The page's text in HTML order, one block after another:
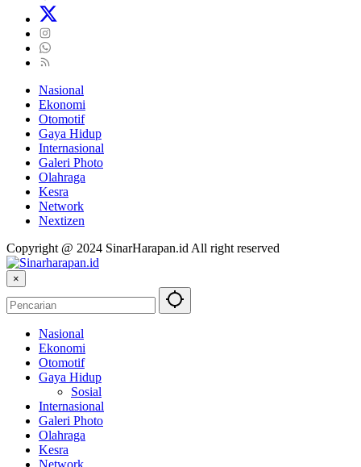
Nasional
Ekonomi
Otomotif
Gaya Hidup
Internasional
Galeri Photo
Olahraga
Kesra
Network
Nextizen
Copyright @ 2024 SinarHarapan.id All right reserved
×
Nasional
Ekonomi
Otomotif
Gaya Hidup
Sosial
Internasional
Galeri Photo
Olahraga
Kesra